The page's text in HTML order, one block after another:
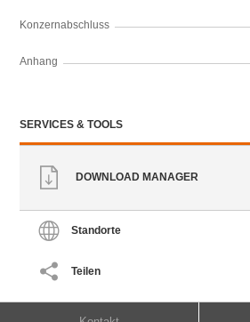
Konzernabschluss
Anhang
SERVICES & TOOLS
DOWNLOAD MANAGER
Standorte
Teilen